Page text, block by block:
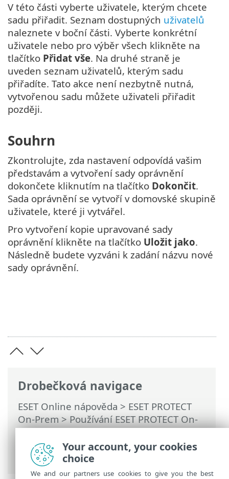
Drobečková navigace
ESET Online nápověda > ESET PROTECT
On-Prem>Používání ESET PROTECT On-
Prem>Hlavní menu ESET PROTECT On-
Prem>Další> Přístupová oprávnění>
Sady oprávnění> Správa oprávnění
V této části vyberte uživatele, kterým chcete
sadu přiřadit. Seznam dostupných uživatelů
naleznete v boční části. Vyberte konkrétní
uživatele nebo pro výběr všech klikněte na
tlačítko Přidat vše. Na druhé straně je
uveden seznam uživatelů, kterým sadu
přiřadíte. Tato akce není nezbytně nutná,
vytvořenou sadu můžete uživateli přiřadit
později.
Souhrn
Zkontrolujte, zda nastavení odpovídá vašim
představám a vytvoření sady oprávnění
dokončete kliknutím na tlačítko Dokončit.
Sada oprávnění se vytvoří v domovské skupině
uživatele, které ji vytvářel.
Pro vytvoření kopie upravované sady
oprávnění klikněte na tlačítko Uložit jako.
Následně budete vyzváni k zadání názvu nové
sady oprávnění.
Your account, your cookies
choice
We and our partners use cookies to give you the best